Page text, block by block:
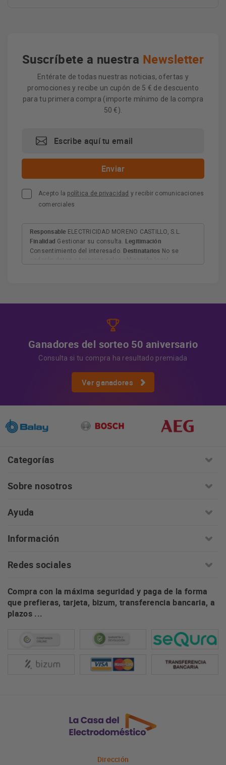
Suscríbete a nuestra Newsletter
Entérate de todas nuestras noticias, ofertas y
promociones y recibe un cupón de 5 € de descuento
para tu primera compra (importe mínimo de la compra
50 €).
Acepto la política de privacidad y recibir comunicaciones
comerciales
Responsable ELECTRICIDAD MORENO CASTILLO, S.L.
Finalidad Gestionar su consulta. Legitimación
Consentimiento del interesado. Destinatarios No se
Ganadores del sorteo 50 aniversario
Consulta si tu compra ha resultado premiada
Ver ganadores
Categorías
Sobre nosotros
Ayuda
Información
Redes sociales
Compra con la máxima seguridad y paga de la forma
que prefieras, tarjeta, bizum, transferencia bancaria, a
plazos ...
Dirección